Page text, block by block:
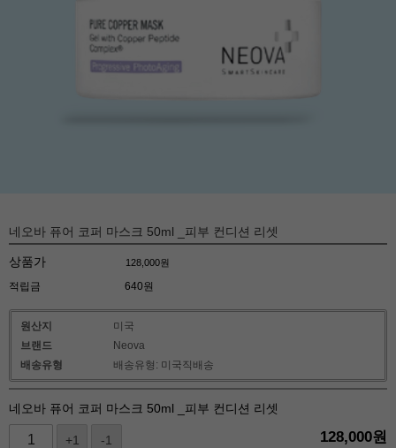
네오바 퓨어 코퍼 마스크 50ml _피부 컨디션 리셋
상품가 128,000원
적립금 640원
원산지
미국
브랜드
Neova
배송유형
배송유형: 미국직배송
네오바 퓨어 코퍼 마스크 50ml _피부 컨디션 리셋
+1 -1 128,000원